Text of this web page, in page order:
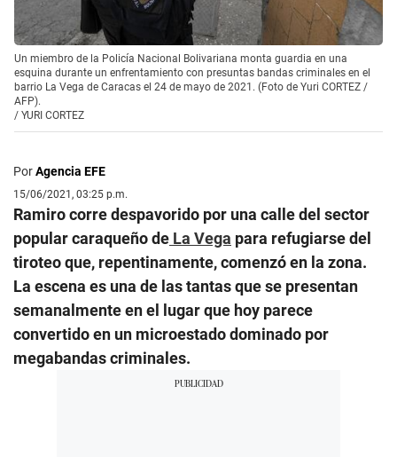
Un miembro de la Policía Nacional Bolivariana monta guardia en una
esquina durante un enfrentamiento con presuntas bandas criminales en el
barrio La Vega de Caracas el 24 de mayo de 2021. (Foto de Yuri CORTEZ /
AFP).
/ YURI CORTEZ
PorAgencia EFE
15/06/2021, 03:25 p.m.
Ramiro corre despavorido por una calle del sector
popular caraqueño de La Vega para refugiarse del
tiroteo que, repentinamente, comenzó en la zona.
La escena es una de las tantas que se presentan
semanalmente en el lugar que hoy parece
convertido en un microestado dominado por
megabandas criminales.